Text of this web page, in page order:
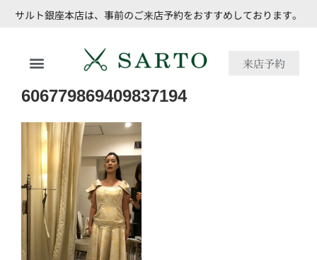
サルト銀座本店は、事前のご来店予約をおすすめしております。
来店予約
606779869409837194